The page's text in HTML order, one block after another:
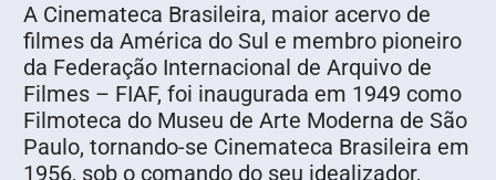
A Cinemateca Brasileira, maior acervo de
filmes da América do Sul e membro pioneiro
da Federação Internacional de Arquivo de
Filmes – FIAF, foi inaugurada em 1949 como
Filmoteca do Museu de Arte Moderna de São
Paulo, tornando-se Cinemateca Brasileira em
1956, sob o comando do seu idealizador,